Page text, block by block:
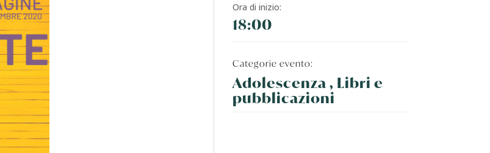
Ora di inizio:
18:00
Categorie evento:
Adolescenza , Libri e
pubblicazioni